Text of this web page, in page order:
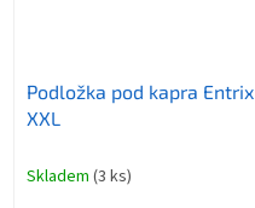
Podložka pod kapra Entrix
XXL
Skladem (3 ks)